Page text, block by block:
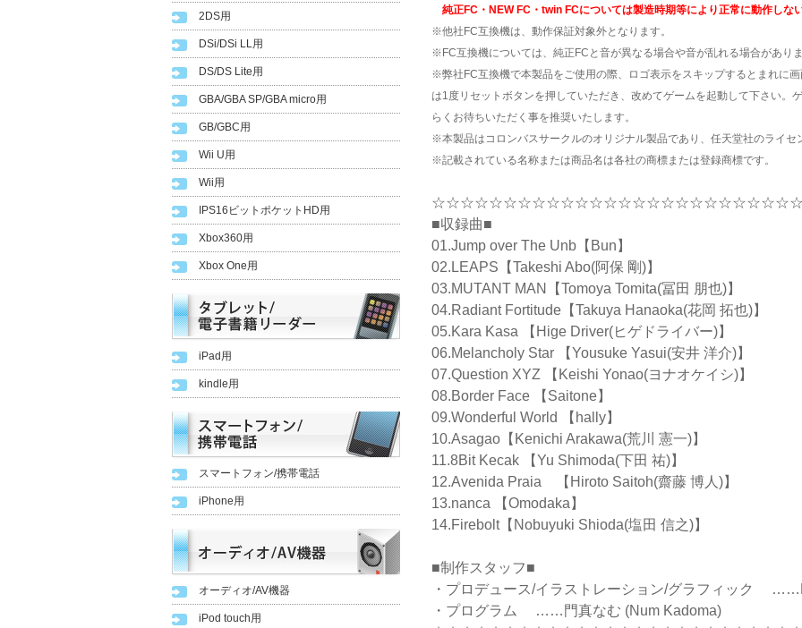
2DS用
DSi/DSi LL用
DS/DS Lite用
GBA/GBA SP/GBA micro用
GB/GBC用
Wii U用
Wii用
IPS16ビットポケットHD用
Xbox360用
Xbox One用
iPad用
kindle用
スマートフォン/携帯電話
iPhone用
オーディオ/AV機器
iPod touch用
純正FC・NEW FC・twin FCについては製造時期等により正常に動作しな
※他社FC互換機は、動作保証対象外となります。
※FC互換機については、純正FCと音が異なる場合や音が乱れる場合がありま
※弊社FC互換機で本製品をご使用の際、ロゴ表示をスキップするとまれに
は1度リセットボタンを押していただき、改めてゲームを起動して下さい。
らくお待ちいただく事を推奨いたします。
※本製品はコロンバスサークルのオリジナル製品であり、任天堂社のライセ
※記載されている名称または商品名は各社の商標または登録商標です。
■収録曲■
01.Jump over The Unb【Bun】
02.LEAPS【Takeshi Abo(阿保 剛)】
03.MUTANT MAN【Tomoya Tomita(冨田 朋也)】
04.Radiant Fortitude【Takuya Hanaoka(花岡 拓也)】
05.Kara Kasa 【Hige Driver(ヒゲドライバー)】
06.Melancholy Star 【Yousuke Yasui(安井 洋介)】
07.Question XYZ 【Keishi Yonao(ヨナオケイシ)】
08.Border Face 【Saitone】
09.Wonderful World 【hally】
10.Asagao【Kenichi Arakawa(荒川 憲一)】
11.8Bit Kecak 【Yu Shimoda(下田 祐)】
12.Avenida Praia 【Hiroto
13.nanca 【Omodaka】
14.Firebolt【Nobuyuki Shioda(塩田 信之)】
■制作スタッフ■
・プロデュース/イラストレーション/グラフィック
・プログラム ……門真なむ (Num Kadoma)